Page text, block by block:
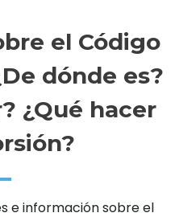
el Código
dónde es?
¿Qué hacer
e información sobre el